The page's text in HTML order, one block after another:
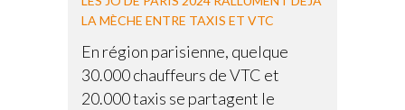
LA MÈCHE ENTRE TAXIS ET VTC
En région parisienne, quelque
30.000 chauffeurs de VTC et
20.000 taxis se partagent le